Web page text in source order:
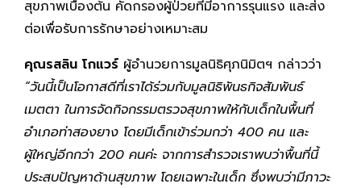
สุขภาพเบื้องต้น คัดกรองผู้ป่วยที่มีอาการรุนแรง และส่ง
ต่อเพื่อรับการรักษาอย่างเหมาะสม
คุณรสลิน โกแวร์ ผู้อำนวยการมูลนิธิศุภนิมิตฯ กล่าวว่า
“วันนี้เป็นโอกาสดีที่เราได้ร่วมกับมูลนิธิพันธกิจสัมพันธ์
เมตตา ในการจัดกิจกรรมตรวจสุขภาพให้กับเด็กในพื้นที่
อำเภอท่าสองยาง โดยมีเด็กเข้าร่วมกว่า 400 คน และ
ผู้ใหญ่อีกกว่า 200 คนค่ะ จากการสำรวจเราพบว่าพื้นที่นี้
ประสบปัญหาด้านสุขภาพ โดยเฉพาะในเด็ก ซึ่งพบว่ามีภาวะ